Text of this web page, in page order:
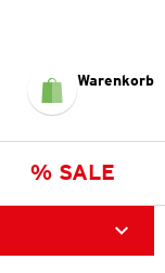
Warenkorb
% SALE